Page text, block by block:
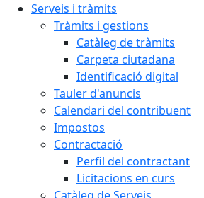
Serveis i tràmits
Tràmits i gestions
Catàleg de tràmits
Carpeta ciutadana
Identificació digital
Tauler d'anuncis
Calendari del contribuent
Impostos
Contractació
Perfil del contractant
Licitacions en curs